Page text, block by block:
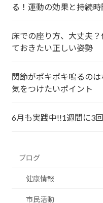
る！運動の効果と持続時
床での座り方、大丈夫
ておきたい正しい姿勢
関節がポキポキ鳴るの
気をつけたいポイント
6月も実践中!!1週間に3回
ブログ
健康情報
市民活動